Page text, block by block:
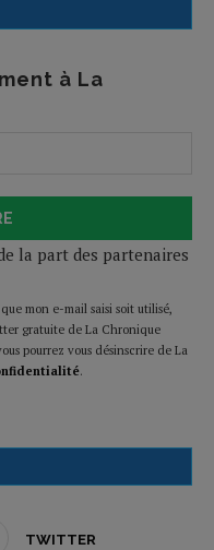
à La
la part des partenaires
mon e-mail saisi soit utilisé,
gratuite de La Chronique
pourrez vous désinscrire de La
.
TWITTER